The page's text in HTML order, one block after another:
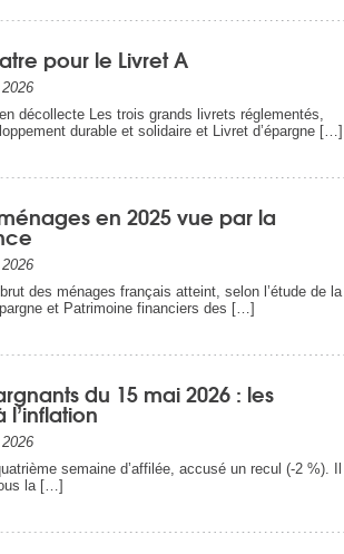
pour le Livret A
en décollecte Les trois grands livrets réglementés,
durable et solidaire et Livret d’épargne […]
en 2025 vue par la
des ménages français atteint, selon l’étude de la
et Patrimoine financiers des […]
du 15 mai 2026 : les
semaine d’affilée, accusé un recul (-2 %). Il
la […]